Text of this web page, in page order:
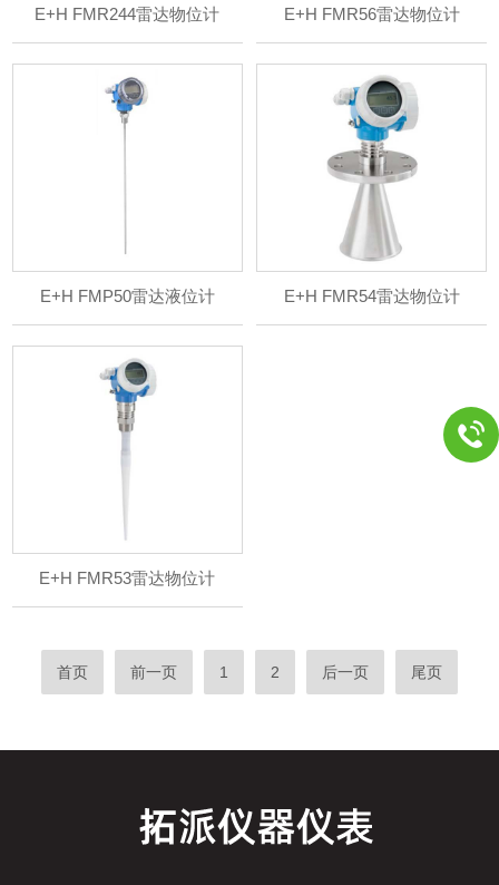
E+H FMR244雷达物位计 E+H FMR56雷达物位计
E+H FMP50雷达液位计 E+H FMR54雷达物位计
E+H FMR53雷达物位计
首页 前一页 1 2 后一页 尾页